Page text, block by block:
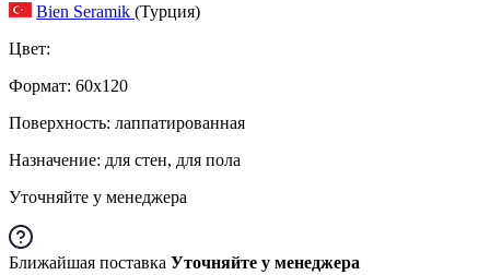
Bien Seramik (Турция)
Цвет:
Формат: 60x120
Поверхность: лаппатированная
Назначение: для стен, для пола
Уточняйте у менеджера
Ближайшая поставка Уточняйте у менеджера